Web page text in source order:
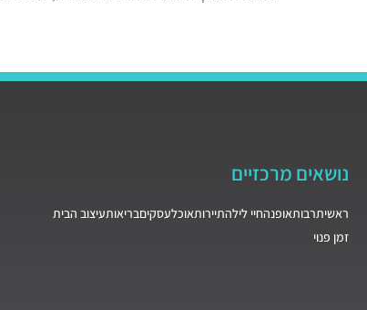
נושאים מרכזיים
ראשיתרבותאופנהחיי לילהתיירותאוכלעסקיםבריאותעיצוב הבית
זמן פנוי